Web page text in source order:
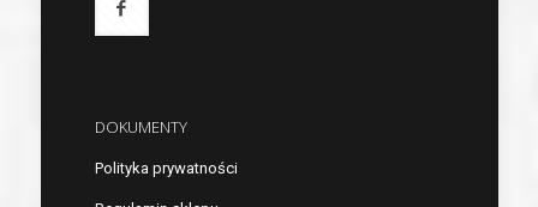
DOKUMENTY
Polityka prywatności